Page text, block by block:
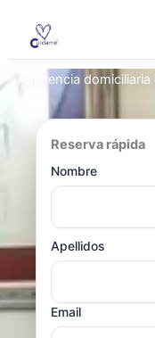
contenido
Asistencia
Reserva rápida
Nombre
Apellidos
Email